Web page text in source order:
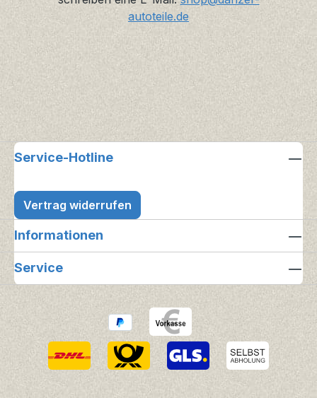
autoteile.de
Service-Hotline
Vertrag widerrufen
Informationen
Service